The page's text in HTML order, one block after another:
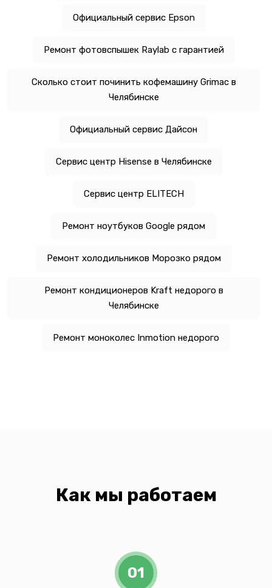
Официальный сервис Epson
Ремонт фотовспышек Raylab с гарантией
Сколько стоит починить кофемашину Grimac в
Челябинске
Официальный сервис Дайсон
Сервис центр Hisense в Челябинске
Сервис центр ELITECH
Ремонт ноутбуков Google рядом
Ремонт холодильников Морозко рядом
Ремонт кондиционеров Kraft недорого в
Челябинске
Ремонт моноколес Inmotion недорого
Как мы работаем
01